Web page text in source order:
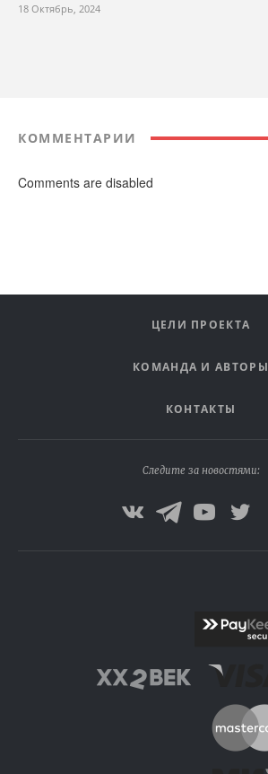
18 Октябрь, 2024
КОММЕНТАРИИ
Comments are disabled
ЦЕЛИ ПРОЕКТА
КОМАНДА И АВТОРЫ
КОНТАКТЫ
Следите за новостями: